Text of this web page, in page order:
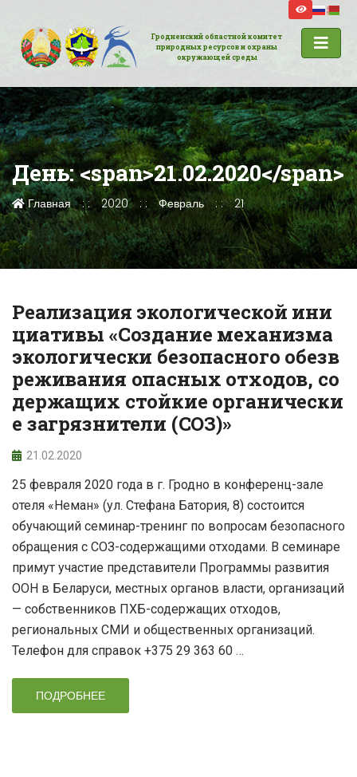
Гродненский областной комитет
природных ресурсов и охраны
окружающей среды
День: <span>21.02.2020</span>
Главная 2020 Февраль 21
Реализация экологической ини
циативы «Создание механизма
экологически безопасного обезв
реживания опасных отходов, со
держащих стойкие органически
е загрязнители (СОЗ)»
21.02.2020
25 февраля 2020 года в г. Гродно в конференц-зале
отеля «Неман» (ул. Стефана Батория, 8) состоится
обучающий семинар-тренинг по вопросам безопасного
обращения с СОЗ-содержащими отходами. В семинаре
примут участие представители Программы развития
ООН в Беларуси, местных органов власти, организаций
— собственников ПХБ-содержащих отходов,
региональных СМИ и общественных организаций.
Телефон для справок +375 29 363 60 …
ПОДРОБНЕЕ